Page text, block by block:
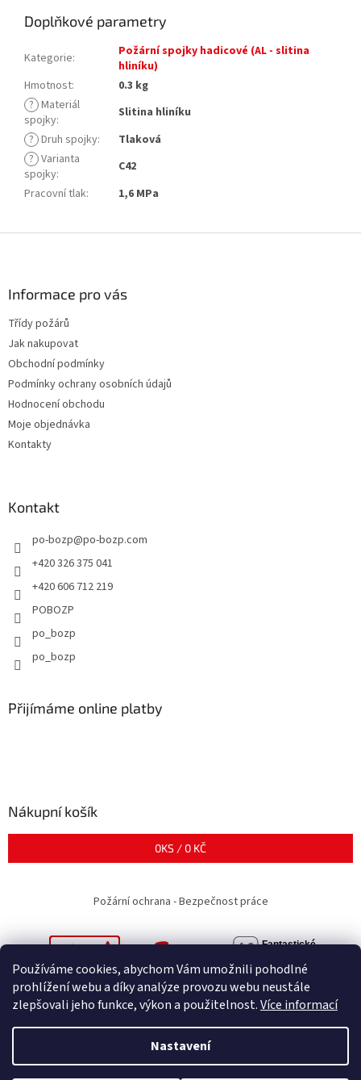
Používáme cookies, abychom Vám umožnili pohodlné
prohlížení webu a díky analýze provozu webu neustále
zlepšovali jeho funkce, výkon a použitelnost.Více informací
Nastavení
Doplňkové parametry
Kategorie:
Požární spojky hadicové (AL - slitina
hliníku)
Hmotnost:
0.3 kg
? Materiál
spojky:
Slitina hliníku
? Druh spojky:
Tlaková
? Varianta
spojky:
C42
Pracovní tlak: 1,6 MPa
Informace pro vás
Třídy požárů
Jak nakupovat
Obchodní podmínky
Podmínky ochrany osobních údajů
Hodnocení obchodu
Moje objednávka
Kontakty
Kontakt
po-bozp@po-bozp.com
+420 326 375 041
+420 606 712 219
POBOZP
po_bozp
po_bozp
Přijímáme online platby
Nákupní košík
0KS / 0 KČ
Požární ochrana - Bezpečnost práce